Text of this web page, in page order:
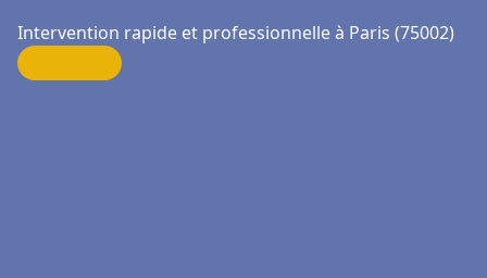
Intervention rapide et professionnelle à Paris (75002)